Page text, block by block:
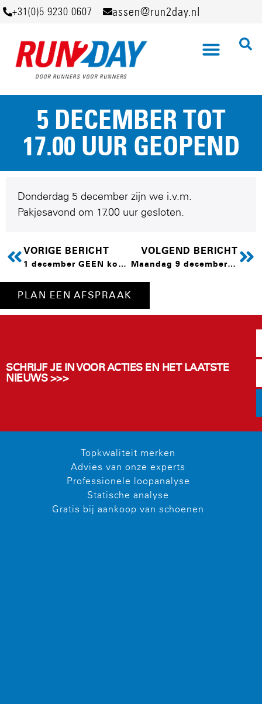
+31(0)5 9230 0607 assen@run2day.nl
5 DECEMBER TOT
17.00 UUR GEOPEND
Donderdag 5 december zijn we i.v.m.
Pakjesavond om 17.00 uur gesloten.
VORIGE BERICHT
1 december GEEN koopzondag
VOLGEND BERICHT
Maandag 9 december zijn we om 17.40 uur gesloten.
PLAN EEN AFSPRAAK
SCHRIJF JE IN VOOR ACTIES EN HET LAATSTE
NIEUWS >>>
Topkwaliteit merken
Advies van onze experts
Professionele loopanalyse
Statische analyse
Gratis bij aankoop van schoenen